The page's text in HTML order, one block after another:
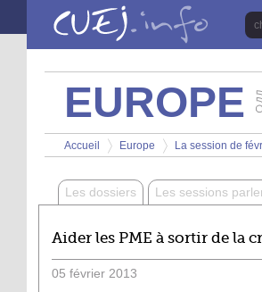
Aller au contenu principal
EUROPE
Vous êtes ici
Accueil
>
Europe
>
La session de
Les dossiers Les sessions
Aider les PME à sortir de la
05 février 2013